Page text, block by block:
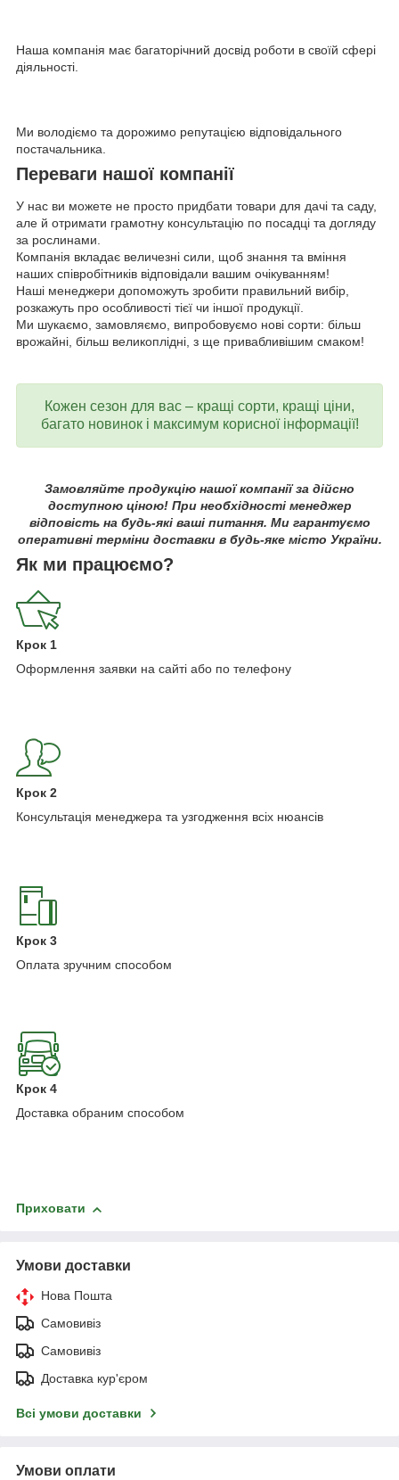
Наша компанія має багаторічний досвід роботи в своїй сфері
діяльності.
Ми володіємо та дорожимо репутацією відповідального
постачальника.
Переваги нашої компанії
У нас ви можете не просто придбати товари для дачі та саду,
але й отримати грамотну консультацію по посадці та догляду
за рослинами.
Компанія вкладає величезні сили, щоб знання та вміння
наших співробітників відповідали вашим очікуванням!
Наші менеджери допоможуть зробити правильний вибір,
розкажуть про особливості тієї чи іншої продукції.
Ми шукаємо, замовляємо, випробовуємо нові сорти: більш
врожайні, більш великоплідні, з ще привабливішим смаком!
Кожен сезон для вас – кращі сорти, кращі ціни,
багато новинок і максимум корисної інформації!
Замовляйте продукцію нашої компанії за дійсно
доступною ціною! При необхідності менеджер
відповість на будь-які ваші питання. Ми гарантуємо
оперативні терміни доставки в будь-яке місто України.
Як ми працюємо?
Крок 1
Оформлення заявки на сайті або по телефону
Крок 2
Консультація менеджера та узгодження всіх нюансів
Крок 3
Оплата зручним способом
Крок 4
Доставка обраним способом
Приховати
Умови доставки
Нова Пошта
Самовивіз
Самовивіз
Доставка кур'єром
Всі умови доставки
Умови оплати